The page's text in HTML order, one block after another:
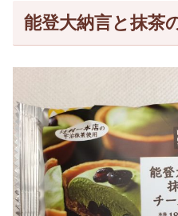
能登大納言と抹茶